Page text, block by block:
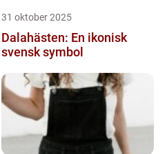
31 oktober 2025
Dalahästen: En ikonisk
svensk symbol